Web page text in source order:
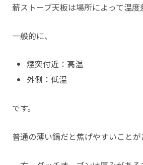
薪ストーブ天板は場所によって温度
一般的に、
煙突付近：高温
外側：低温
です。
普通の薄い鍋だと焦げやすいことが